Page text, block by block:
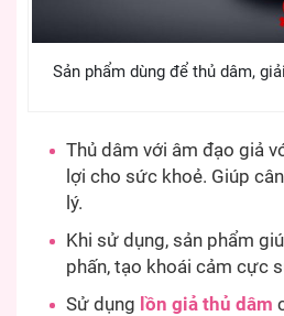
Sản phẩm dùng để thủ dâm,
Thủ dâm với âm đạo giả
lợi cho sức khoẻ. Giúp
lý.
Khi sử dụng, sản phẩm
phấn, tạo khoái cảm cực
Sử dụng lồn giả thủ dâm